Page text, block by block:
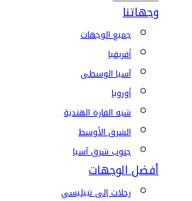
وجهاتنا
جميع الوجهات
أفريقيا
آسيا الوسطى
أوروبا
شبه القارة الهندية
الشرق الأوسط
جنوب شرق آسيا
أفضل الوجهات
رحلات إلى تبيليسي